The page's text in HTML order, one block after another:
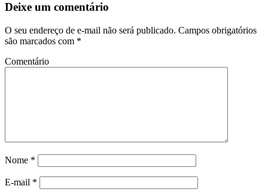
Deixe um comentário
O seu endereço de e-mail não será publicado. Campos obrigatórios
são marcados com *
Comentário
Nome *
E-mail *